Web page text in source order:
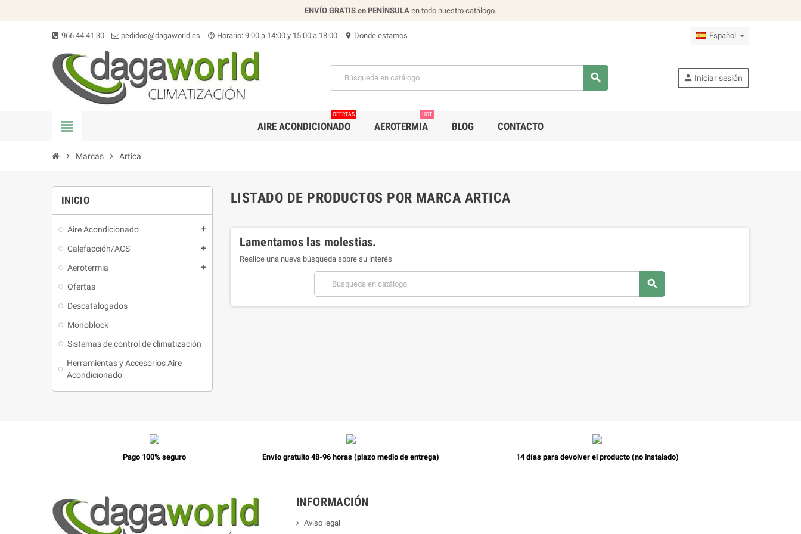
ENVÍO GRATIS en PENÍNSULA en todo nuestro catálogo.
966 44 41 30 pedidos@dagaworld.es help_outline Horario: 9:00 a 14:00 y 15:00 a 18:00 location_on Donde estamos Español
search person Iniciar sesión
view_headline AIRE ACONDICIONADO
OFERTAS
AEROTERMIA
HOT
BLOG CONTACTO
chevron_right Marcas chevron_right Artica
INICIO
Aire Acondicionado
Calefacción/ACS
Aerotermia
Ofertas
Descatalogados
Monoblock
Sistemas de control de climatización
Herramientas y Accesorios Aire
Acondicionado
LISTADO DE PRODUCTOS POR MARCA ARTICA
Lamentamos las molestias.
Realice una nueva búsqueda sobre su interés
search
Pago 100% seguro Envío gratuito 48-96 horas (plazo medio de entrega) 14 días para devolver el producto (no instalado)
INFORMACIÓN
Aviso legal